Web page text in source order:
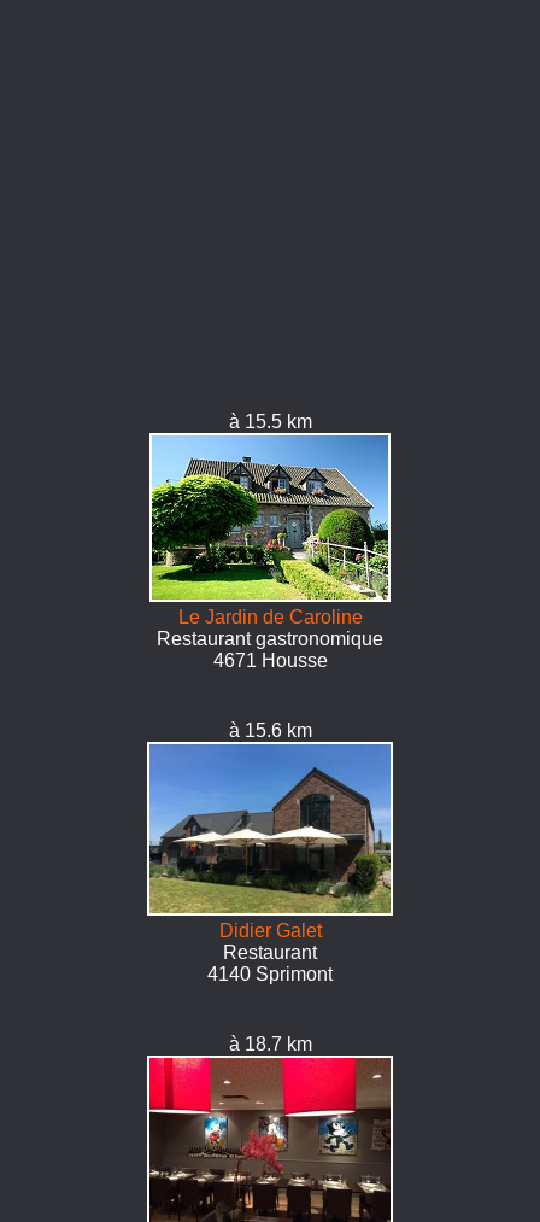
à 15.5 km
Le Jardin de Caroline
Restaurant gastronomique
4671 Housse
à 15.6 km
Didier Galet
Restaurant
4140 Sprimont
à 18.7 km